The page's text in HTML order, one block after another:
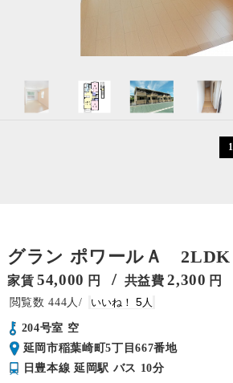
1
グラン ポワールＡ 2LDK
家賃 54,000 円 / 共益費 2,300 円
444
5
204号室 空
延岡市稲葉崎町5丁目667番地
日豊本線 延岡駅 バス 10分